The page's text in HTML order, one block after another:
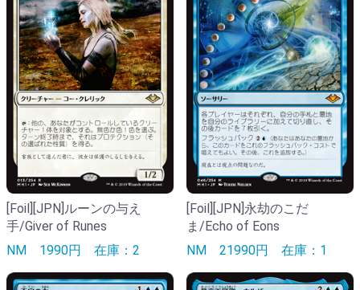
[Foil][JPN]ルーンの与え
手/Giver of Runes
NM 1990円 在庫：2
[Foil][JPN]永劫のこだ
ま/Echo of Eons
NM 21990円 在庫：1